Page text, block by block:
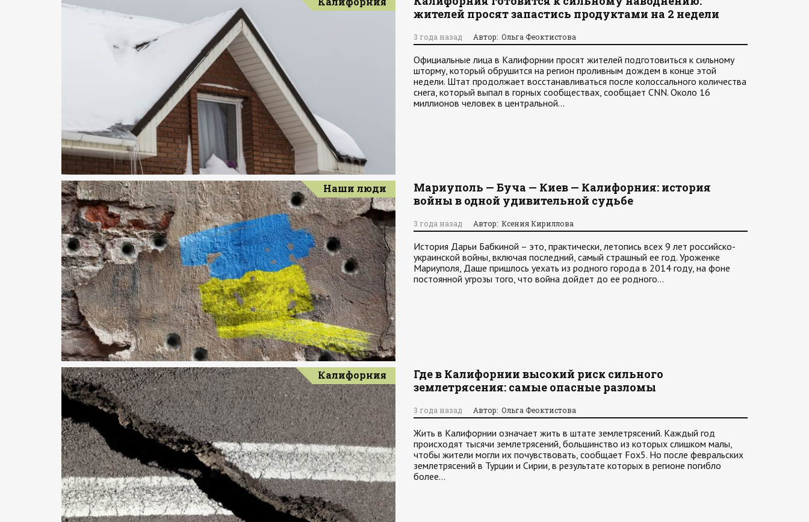
жителей просят запастись продуктами на 2 недели
3 года назад Автор: Ольга Феоктистова
Официальные лица в Калифорнии просят жителей подготовиться к сильному
шторму, который обрушится на регион проливным дождем в конце этой
недели. Штат продолжает восстанавливаться после колоссального количества
снега, который выпал в горных сообществах, сообщает CNN. Около 16
миллионов человек в центральной…
Наши люди
Мариуполь — Буча — Киев — Калифорния: история
войны в одной удивительной судьбе
3 года назад Автор: Ксения Кириллова
История Дарьи Бабкиной – это, практически, летопись всех 9 лет российско-
украинской войны, включая последний, самый страшный ее год. Уроженке
Мариуполя, Даше пришлось уехать из родного города в 2014 году, на фоне
постоянной угрозы того, что война дойдет до ее родного…
Калифорния
Где в Калифорнии высокий риск сильного
землетрясения: самые опасные разломы
3 года назад Автор: Ольга Феоктистова
Жить в Калифорнии означает жить в штате землетрясений. Каждый год
происходят тысячи землетрясений, большинство из которых слишком малы,
чтобы жители могли их почувствовать, сообщает Fox5. Но после февральских
землетрясений в Турции и Сирии, в результате которых в регионе погибло
более…